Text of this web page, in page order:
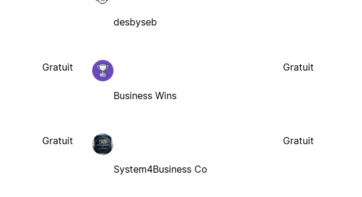
desbyseb
Gratuit
Business Wins
Gratuit
Gratuit
System4Business Co
Gratuit